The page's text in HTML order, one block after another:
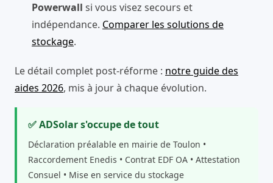
Powerwall si vous visez secours et
indépendance. Comparer les solutions de
stockage.
Le détail complet post-réforme : notre guide des
aides 2026, mis à jour à chaque évolution.
✅ ADSolar s'occupe de tout
Déclaration préalable en mairie de Toulon •
Raccordement Enedis • Contrat EDF OA • Attestation
Consuel • Mise en service du stockage